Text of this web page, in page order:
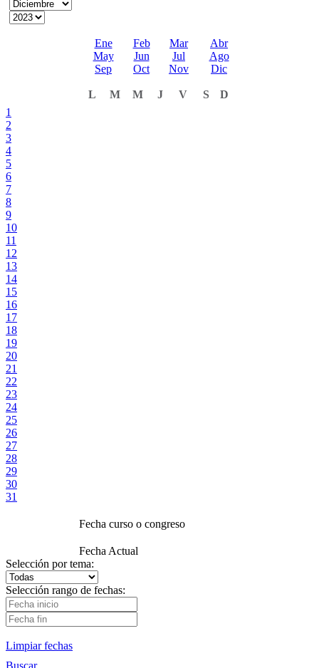
Ene Feb Mar
Abr
May
Jun Jul
Ago
Sep
Oct Nov Dic
L M M J V S
D
1
2
3
4
5
6
7
8
9
10
11
12
13
14
15
16
17
18
19
20
21
22
23
24
25
26
27
28
29
30
31
Fecha curso o congreso
Fecha Actual
Selección por tema:
Selección rango de fechas:
Limpiar fechas